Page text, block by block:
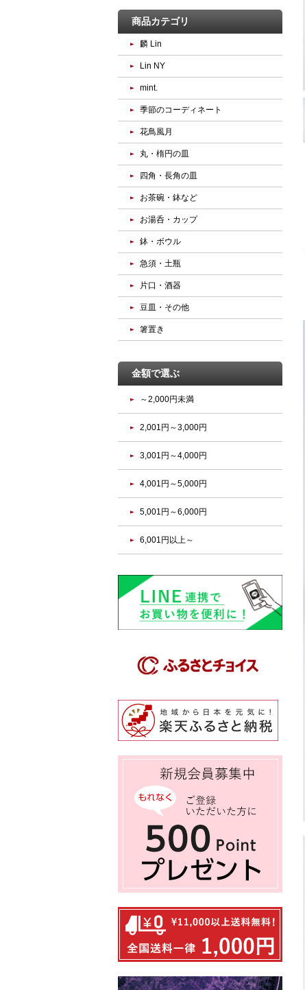
商品カテゴリ
麟 Lin
Lin NY
mint.
季節のコーディネート
花鳥風月
丸・楕円の皿
四角・長角の皿
お茶碗・鉢など
お湯呑・カップ
鉢・ボウル
急須・土瓶
片口・酒器
豆皿・その他
箸置き
金額で選ぶ
～2,000円未満
2,001円～3,000円
3,001円～4,000円
4,001円～5,000円
5,001円～6,000円
6,001円以上～